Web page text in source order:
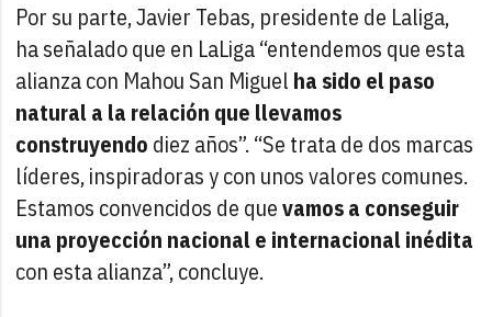
Por su parte, Javier Tebas, presidente de Laliga,
ha señalado que en LaLiga “entendemos que esta
alianza con Mahou San Miguel ha sido el paso
natural a la relación que llevamos
construyendo diez años”. “Se trata de dos marcas
líderes, inspiradoras y con unos valores comunes.
Estamos convencidos de quevamos a conseguir
una proyección nacional e internacional inédita
con esta alianza”, concluye.